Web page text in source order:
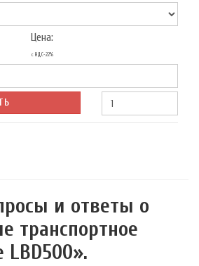
Цена:
с НДС-22%
и ответы о
транспортное
LBD500».